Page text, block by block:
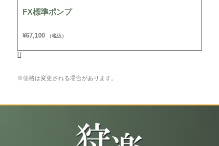
FX標準ポンプ
¥67,100 （税込）
※価格は変更される場合があります。